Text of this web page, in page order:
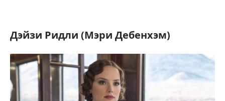
Дэйзи Ридли (Мэри Дебенхэм)